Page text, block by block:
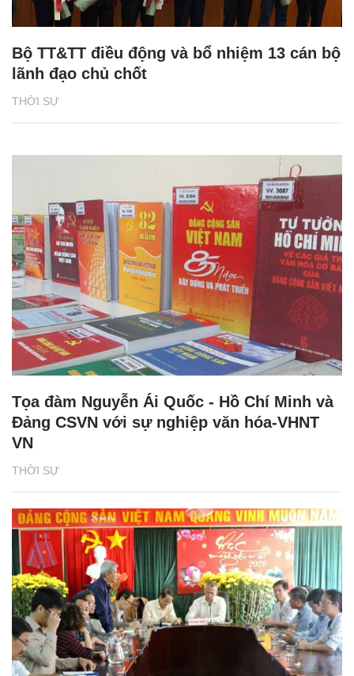
THỜI SỰ
Bộ TT&TT điều động và bổ nhiệm 13 cán bộ
lãnh đạo chủ chốt
THỜI SỰ
Tọa đàm Nguyễn Ái Quốc - Hồ Chí Minh và
Đảng CSVN với sự nghiệp văn hóa-VHNT
VN